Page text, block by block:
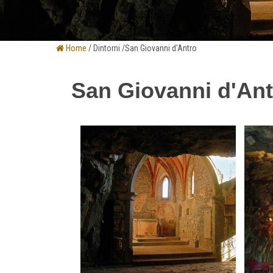
Home / Dintorni /San Giovanni d'Antro
San Giovanni